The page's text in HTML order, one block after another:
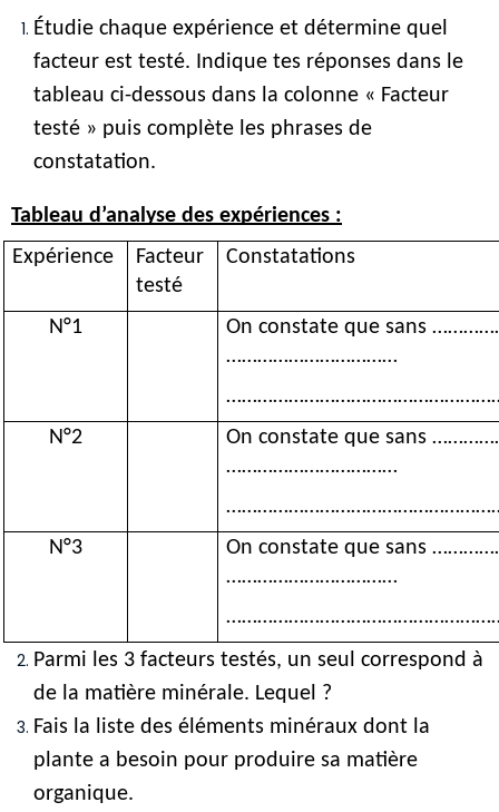
Étudie chaque expérience et détermine quel
facteur est testé. Indique tes réponses dans le
tableau ci-dessous dans la colonne « Facteur
testé » puis complète les phrases de
constatation.
Tableau d’analyse des expériences :
Expérience
Facteur
testé
Constatations
N°1
On constate que sans
……………………………
N°2
On constate que sans
……………………………
N°3
On constate que sans
……………………………
Parmi les 3 facteurs testés, un seul correspond à
de la matière minérale. Lequel ?
Fais la liste des éléments minéraux dont la
plante a besoin pour produire sa matière
organique.